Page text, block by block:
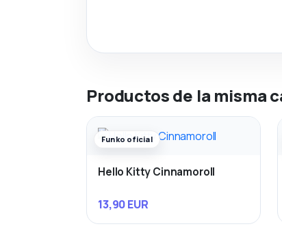
Productos de la misma
Funko oficial
Hello Kitty Cinnamoroll
13,90 EUR